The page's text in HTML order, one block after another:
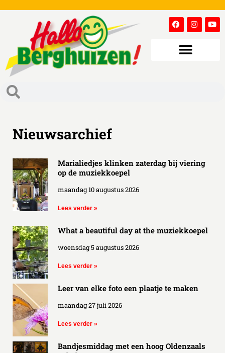
Nieuwsarchief
Marialiedjes klinken zaterdag bij viering
op de muziekkoepel
maandag 10 augustus 2026
Lees verder »
What a beautiful day at the muziekkoepel
woensdag 5 augustus 2026
Lees verder »
Leer van elke foto een plaatje te maken
maandag 27 juli 2026
Lees verder »
Bandjesmiddag met een hoog Oldenzaals